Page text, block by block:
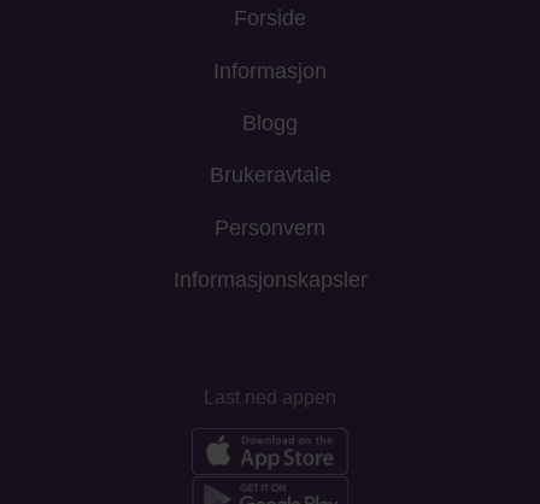
Forside
Informasjon
Blogg
Brukeravtale
Personvern
Informasjonskapsler
Last ned appen